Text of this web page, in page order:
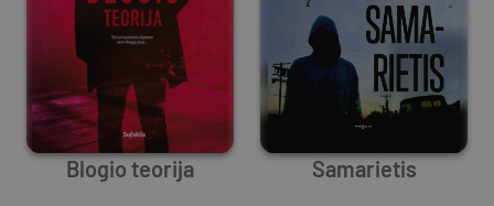
Blogio teorija Samarietis